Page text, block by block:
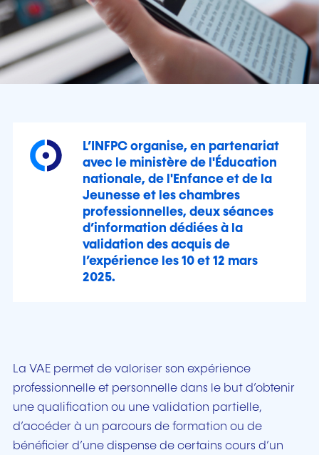
L’INFPC organise, en partenariat
avec le ministère de l'Éducation
nationale, de l'Enfance et de la
Jeunesse et les chambres
professionnelles, deux séances
d’information dédiées à la
validation des acquis de
l’expérience les 10 et 12 mars
2025.
La VAE permet de valoriser son expérience
professionnelle et personnelle dans le but d’obtenir
une qualification ou une validation partielle,
d’accéder à un parcours de formation ou de
bénéficier d’une dispense de certains cours d’un